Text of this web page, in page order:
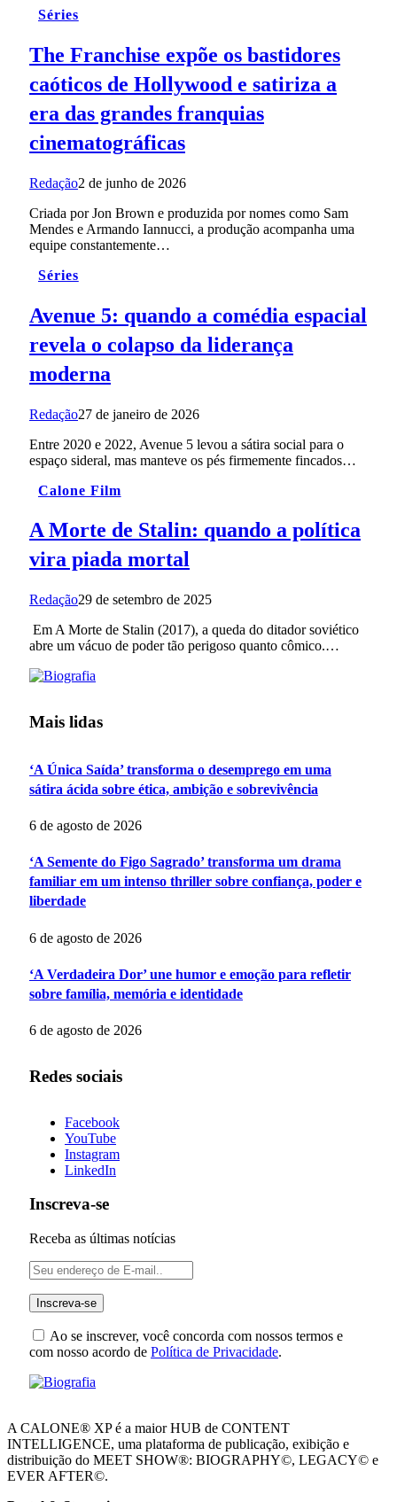
Séries
The Franchise expõe os bastidores
caóticos de Hollywood e satiriza a
era das grandes franquias
cinematográficas
Redação2 de junho de 2026
Criada por Jon Brown e produzida por nomes como Sam
Mendes e Armando Iannucci, a produção acompanha uma
equipe constantemente…
Séries
Avenue 5: quando a comédia espacial
revela o colapso da liderança
moderna
Redação27 de janeiro de 2026
Entre 2020 e 2022, Avenue 5 levou a sátira social para o
espaço sideral, mas manteve os pés firmemente fincados…
Calone Film
A Morte de Stalin: quando a política
vira piada mortal
Redação29 de setembro de 2025
Em A Morte de Stalin (2017), a queda do ditador soviético
abre um vácuo de poder tão perigoso quanto cômico.…
Mais lidas
‘A Única Saída’ transforma o desemprego em uma
sátira ácida sobre ética, ambição e sobrevivência
6 de agosto de 2026
‘A Semente do Figo Sagrado’ transforma um drama
familiar em um intenso thriller sobre confiança, poder e
liberdade
6 de agosto de 2026
‘A Verdadeira Dor’ une humor e emoção para refletir
sobre família, memória e identidade
6 de agosto de 2026
Redes sociais
Facebook
YouTube
Instagram
LinkedIn
Inscreva-se
Receba as últimas notícias
Ao se inscrever, você concorda com nossos termos e
com nosso acordo de Política de Privacidade.
A CALONE® XP é a maior HUB de CONTENT
INTELLIGENCE, uma plataforma de publicação, exibição e
distribuição do MEET SHOW®: BIOGRAPHY©, LEGACY© e
EVER AFTER©.